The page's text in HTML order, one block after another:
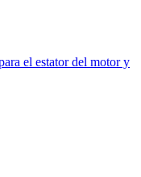
el estator del motor y